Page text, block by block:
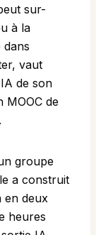
sur-
à la
dans
vaut
de son
MOOC de
groupe
a construit
en deux
heures